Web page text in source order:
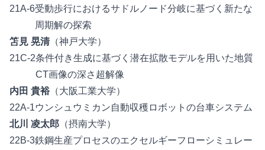
21A-6受動歩行におけるサドルノード分岐に基づく新たな
周期解の探索
笘見 晃清（神戸大学）
21C-2条件付き生成に基づく潜在拡散モデルを用いた地質
CT画像の深さ超解像
内田 貴裕（大阪工業大学）
22A-1ウンシュウミカン自動収穫ロボットの台車システム
北川 凌太郎 （摂南大学）
22B-3鉄鋼生産プロセスのエクセルギーフローシミュレー